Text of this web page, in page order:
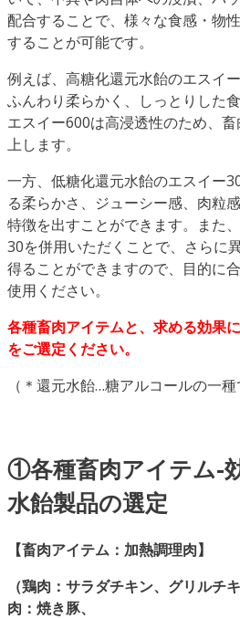
配合することで、様々な食感・物
することが可能です。
例えば、高糖化還元水飴のエスイ
ふんわり柔らかく、しっとりした
エスイー600は高浸透性のため、
上します。
一方、低糖化還元水飴のエスイー
る柔らかさ、ジューシー感、肉粒
特徴を出すことができます。また
30を併用いただくことで、さらに
得ることができますので、目的に
使用ください。
各種畜肉アイテムと、求める効果
をご選定ください。
（＊還元水飴…糖アルコールの一
①各種畜肉アイテム-
水飴製品の選定
【畜肉アイテム：加熱調理肉】
（鶏肉：サラダチキン、グリル
肉：焼き豚、